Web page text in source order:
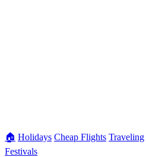
🏠 Holidays Cheap Flights Traveling
Festivals